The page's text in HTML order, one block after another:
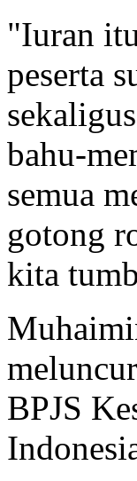
"Iuran
peserta
bahu-
semua
gotong
kita
BPJS